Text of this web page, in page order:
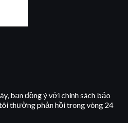
bạn đồng ý với chính sách bảo
thường phản hồi trong vòng 24